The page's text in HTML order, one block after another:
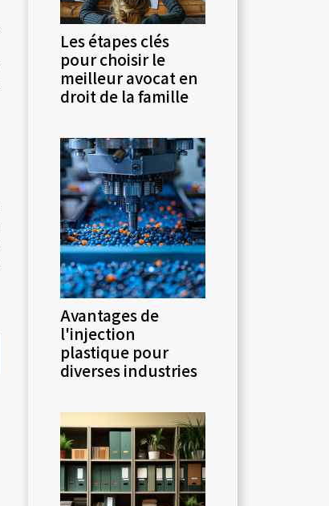
Les étapes clés
pour choisir le
meilleur avocat en
droit de la famille
Avantages de
l'injection
plastique pour
diverses industries